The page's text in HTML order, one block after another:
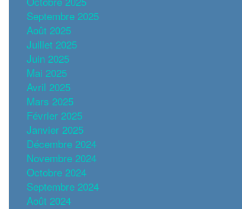
Septembre 2025
Août 2025
Juillet 2025
Juin 2025
Mai 2025
Avril 2025
Mars 2025
Février 2025
Janvier 2025
Décembre 2024
Novembre 2024
Octobre 2024
Septembre 2024
Août 2024